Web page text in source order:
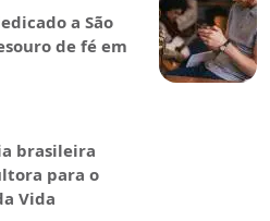
a São
de fé em
brasileira
para o
Vida